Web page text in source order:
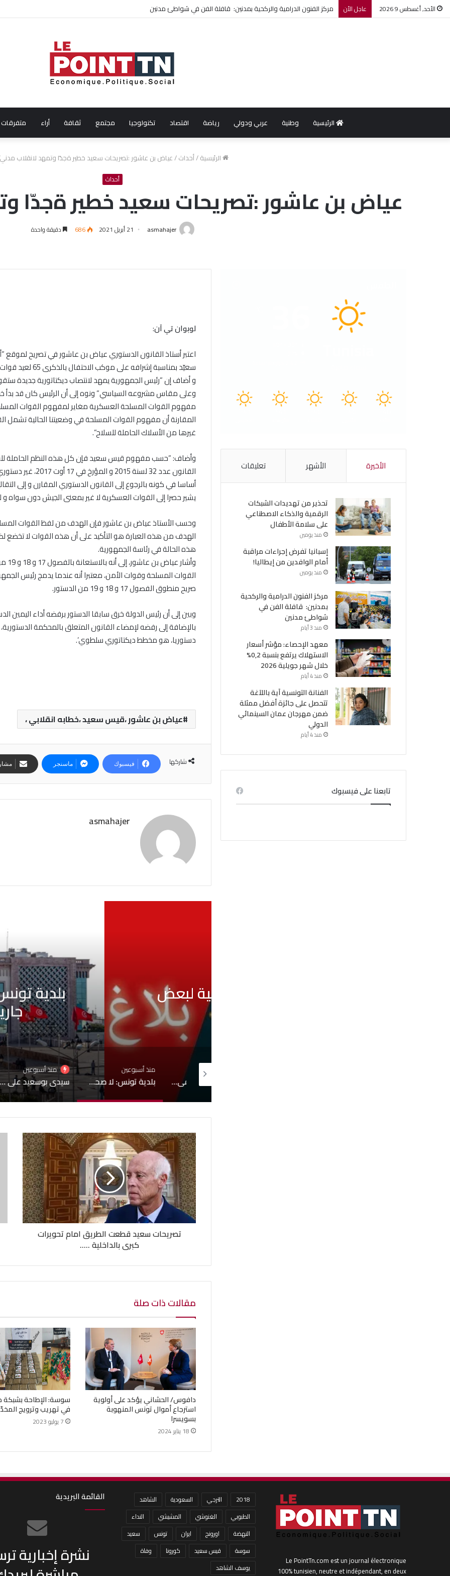
الأحد, أغسطس 9 2026 عاجل الأن مركز الفنون الدرامية والركحية بمدنين: قافلة الفن في شواطئ مدنين
الرئيسية وطنية عربي ودولي رياضة اقتصاد تكنولوجيا مجتمع ثقافة أراء متفرقات
الرئيسية/أحداث/عياض بن عاشور :تصريحات سعيد خطير ةجدّا وتمهد لانقلاب
أحداث
عياض بن عاشور :تصريحات سعيد خطير ةجدّا
asmahajer 21 أبريل 2021 686 دقيقة واحدة
لوبوان تيآن:
اعتبر أستاذ القانون الدستوري عياض بن عاشور في تصريح لموقع
سعيّد بمناسبة إشرافه على موكب الاحتفال بالذكرى 65 لعيد قوات الأمن الداخلي، ”خطير جدّا ويمهد لانقلاب مدني”.
و أضاف إن ”رئيس الجمهورية يمهد لانتصاب ديكتاتورية جديدة
مفهوم القوات المسلحة العسكرية مغاير لمفهوم القوات
المقارنة أن مفهوم القوات المسلحة في وضعيتنا الحالية تشمل
غيرها من الأسلاك الحاملة للسلاح”.
وأضاف: ”حسب مفهوم قيس سعيد فإن كل هذه النظم الحاملة
القانون عدد 32
أساسا في كونه بالرجوع إلى القانون الدستوري المقارن و إلى
يشير حصرا إلى القوات العسكرية لا غير بمعنى الجيش دون سواه و
وحسب الأستاذ عياض بن عاشور فإن الهدف من لفظ القوات
الهدف من هذه العبارة هو التأكيد على أن هذه القوات لا تخضع
هذه الحالة في رئاسة الجمهورية.
القوات المسلحة وقوات الأمن، معتبرا أنه عندما يدمج رئيس
صريح منطوق الفصول 17 و 18 و 19 من الدستور.
وبين إلى أن رئيس الدولة خرق سابقا الدستور برفضه أداء اليمين
بالإضافة إلى رفضه لإمضاء القانون المتعلق بالمحكمة
دستوريا، هو مخطط ديكتاتوري سلطوي’.
عياض بن عاشور ،قيس سعيد ،خطابه انقلابي ،
شاركها فيسبوك ماسنجر
asmahajer
أحداث
منذ أسبوعين
بلدية تونس: لا صحة لبيع
جارية حول
هيئة السجون تنفي تدهور الحالة الصحية لبعض المساجين
منذ أسبوعين
بلدية تونس: لا صحة لبيع قبور بمقبرة الجلاز والابحاث جارية حول التجاوزات وشبهات التدليس
منذ أسبوعين
سيدي بوسعيد على قائمة التراث العالمي لليونسكو
تصريحات سعيد قطعت الطريق امام تحويرات
كبرى بالداخلية .....
مقالات ذات صلة
دافوس/ الحشاني يؤكد على أولوية
استرجاع أموال تونس المنهوبة
بسويسرا
18 يناير 2024
سوسة: الإطاحة بشبكة
في تهريب وترويج
7 يوليو 2023
40
40
40
41
41
الأخيرة الأشهر تعليقات
تحذير من تهديدات الشبكات
الرقمية والذكاء الاصطناعي
على سلامة الأطفال
منذ يومين
إسبانيا تفرض إجراءات مراقبة
أمام الوافدين من إيطاليا!
منذ يومين
مركز الفنون الدرامية والركحية
بمدنين: قافلة الفن في
شواطئ مدنين
منذ 3 أيام
معهد الإحصاء: مؤشر أسعار
الاستهلاك يرتفع بنسبة 0,2%
خلال شهر جويلية 2026
منذ 4 أيام
الفنانة التونسية آية باللآغة
تتحصل على جائزة أفضل ممثلة
ضمن مهرجان عمان السينمائي
الدولي
منذ 4 أيام
تابعنا على فيسبوك
Le PointTn.com est un journal électronique
100% tunisien, neutre et indépendant, en deux
2018 الترجي السعودية
الشاهد
الطبوبي
الغنوشي المشيشي
النداء
النهضة
اورونج ايران تونس
سعيد
سوسة
قيس سعيد كورونا
وفاة
يوسف الشاهد
القائمة البريدية
نشرة إخبارية